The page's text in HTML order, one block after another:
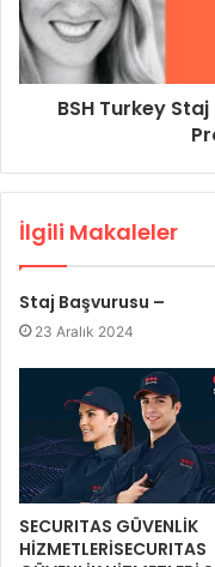
BSH Turkey
İlgili Makaleler
Staj Başvurusu –
23 Aralık 2024
SECURITAS GÜVENLİK
HİZMETLERİSECURITAS